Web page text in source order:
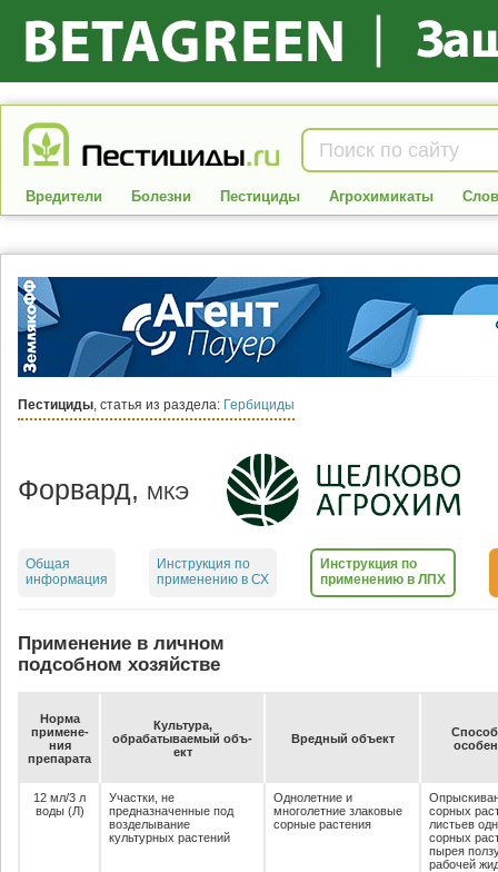
Вредители Болезни Пестициды Агрохимикаты
Пестициды, статья из раздела: Гербициды
Форвард, МКЭ
Общая
информация
Инструкция по
применению в СХ
Инструкция по
применению в ЛПХ
Применение в личном
подсобном хозяйстве
Нор­ма
при­ме­не­
ния
пре­па­ра­та
Куль­ту­ра,
об­ра­ба­ты­ва­емый объ­
ект
Вред­ный объ­ект
12 мл/3 л
воды (Л)
Участки, не
предназначенные под
возделывание
культурных растений
Однолетние и
многолетние злаковые
сорные растения
сорных
листьев
сорных
пырея
рабочей